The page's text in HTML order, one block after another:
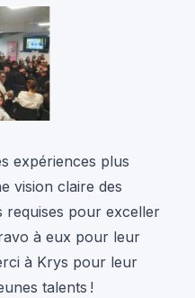
expériences plus
vision claire des
requises pour exceller
à eux pour leur
à Krys pour leur
talents !